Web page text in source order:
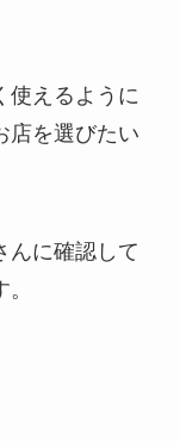
使えるように
店を選びたい
んに確認して